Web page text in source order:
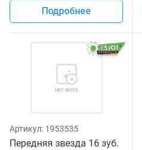
Подробнее
Артикул: 1953535
Передняя звезда 16 зуб.